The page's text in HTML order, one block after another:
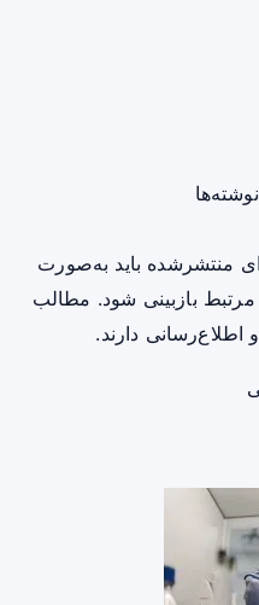
منتشرشده باید به‌صورت
بازبینی شود. مطالب
دارند.